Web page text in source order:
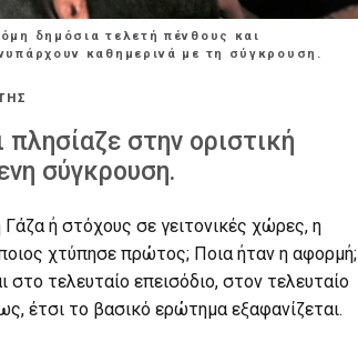
δημόσια τελετή πένθους και
καθημερινά με τη σύγκρουση.
στην οριστική
σύγκρουση.
ή στόχους σε γειτονικές χώρες, η
χτύπησε πρώτος; Ποια ήταν η αφορμή;
τελευταίο επεισόδιο, στον τελευταίο
έτσι το βασικό ερώτημα εξαφανίζεται.